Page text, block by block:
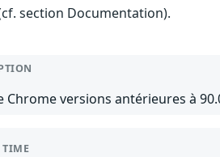
section Documentation).
Chrome versions antérieures à
TIME